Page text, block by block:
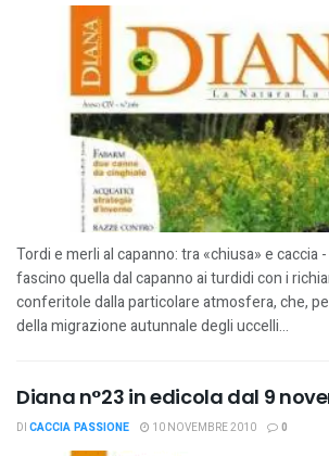
Tordi e merli al capanno: tra «chiusa» e caccia
fascino quella dal capanno ai turdidi con i
conferitole dalla particolare atmosfera, che,
della migrazione autunnale degli uccelli...
Diana n°23 in edicola dal 9
DI CACCIA PASSIONE 10 NOVEMBRE 2010 0